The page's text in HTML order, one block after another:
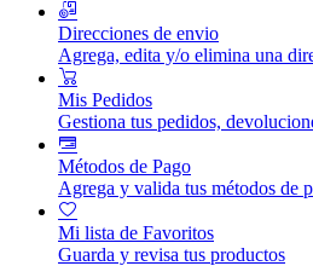
Direcciones de envio
Agrega, edita y/o elimina una
Mis Pedidos
Gestiona tus pedidos,
Métodos de Pago
Agrega y valida tus métodos de
Mi lista de Favoritos
Guarda y revisa tus productos